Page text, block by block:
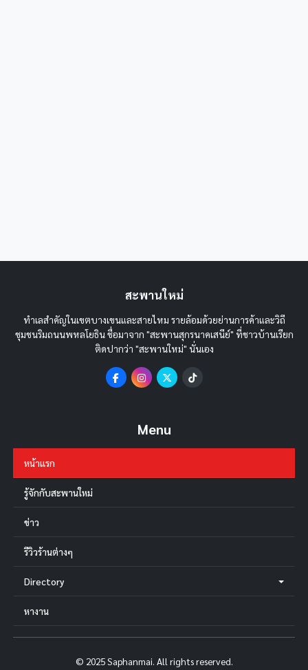
สะพานใหม่
ทำเลสำคัญในเขตบางเขนและสายไหม รายล้อมด้วยย่านการค้าและวิถี
ชุมชนริมถนนพหลโยธิน ชื่อมาจาก "สะพานสุกรนาคเสนีย์" ที่ชาวบ้านเรียก
ติดปากว่า "สะพานใหม่" นั่นเอง
Menu
หน้าแรก
รู้จักกับสะพานใหม่
ข่าว
รีวิวร้านต่างๆ
Directory
หางาน
© 2025 Saphanmai. All rights reserved.